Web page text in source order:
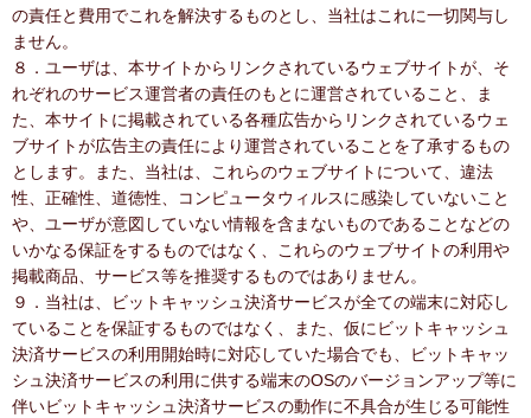
の責任と費用でこれを解決するものとし、当社はこれに一切関与し
ません。
８．ユーザは、本サイトからリンクされているウェブサイトが、そ
れぞれのサービス運営者の責任のもとに運営されていること、ま
た、本サイトに掲載されている各種広告からリンクされているウェ
ブサイトが広告主の責任により運営されていることを了承するもの
とします。また、当社は、これらのウェブサイトについて、違法
性、正確性、道徳性、コンピュータウィルスに感染していないこと
や、ユーザが意図していない情報を含まないものであることなどの
いかなる保証をするものではなく、これらのウェブサイトの利用や
掲載商品、サービス等を推奨するものではありません。
９．当社は、ビットキャッシュ決済サービスが全ての端末に対応し
ていることを保証するものではなく、また、仮にビットキャッシュ
決済サービスの利用開始時に対応していた場合でも、ビットキャッ
シュ決済サービスの利用に供する端末のOSのバージョンアップ等に
伴いビットキャッシュ決済サービスの動作に不具合が生じる可能性